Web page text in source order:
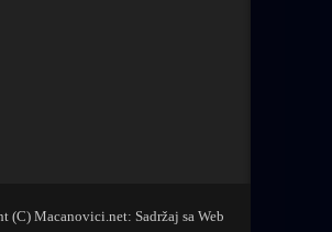
(C) Macanovici.net: Sadržaj sa Web